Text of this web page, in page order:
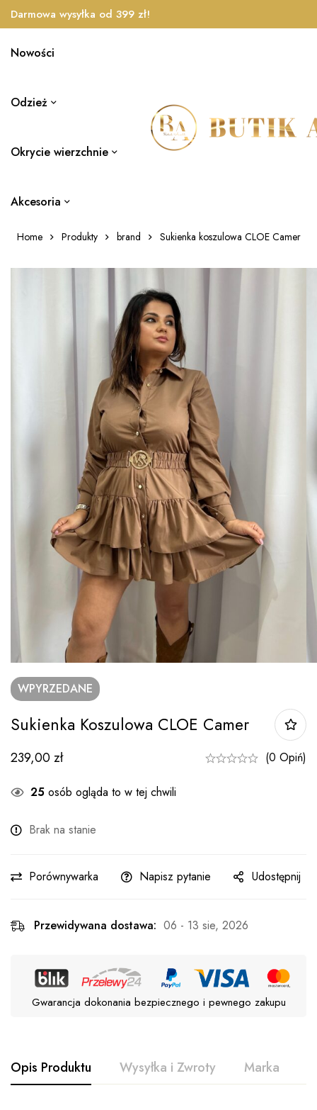
Darmowa wysyłka od 399 zł!
Nowości
Odzież
Okrycie wierzchnie
Akcesoria
Home Produkty brand Sukienka koszulowa CLOE Camer
WPYRZEDANE
Sukienka Koszulowa CLOE Camer
239,00zł (0 Opiń)
25 osób ogląda to w tej chwili
Brak na stanie
Porównywarka Napisz pytanie Udostępnij
Przewidywana dostawa: 06 - 13 sie, 2026
Gwarancja dokonania bezpiecznego i pewnego zakupu
Opis Produktu Wysyłka i Zwroty Marka